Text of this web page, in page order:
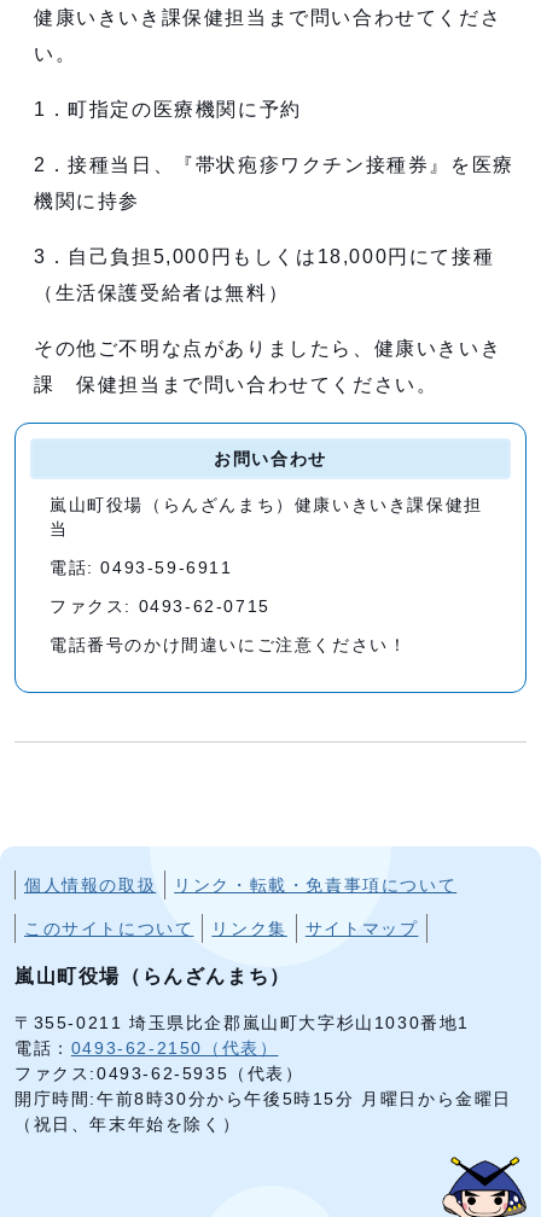
健康いきいき課保健担当まで問い合わせてくださ
い。
1．町指定の医療機関に予約
2．接種当日、『帯状疱疹ワクチン接種券』を医療
機関に持参
3．自己負担5,000円もしくは18,000円にて接種
（生活保護受給者は無料）
その他ご不明な点がありましたら、健康いきいき
課 保健担当まで問い合わせてください。
お問い合わせ
嵐山町役場（らんざんまち）健康いきいき課保健担
当
電話: 0493-59-6911
ファクス: 0493-62-0715
電話番号のかけ間違いにご注意ください！
個人情報の取扱 リンク・転載・免責事項について
このサイトについて リンク集 サイトマップ
嵐山町役場（らんざんまち）
〒355-0211 埼玉県比企郡嵐山町大字杉山1030番地1
電話： 0493-62-2150（代表）
ファクス:0493-62-5935（代表）
開庁時間:午前8時30分から午後5時15分 月曜日から金曜日
（祝日、年末年始を除く）